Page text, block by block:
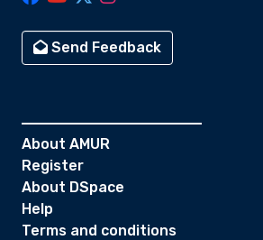
Send Feedback
About AMUR
Register
About DSpace
Help
Terms and conditions